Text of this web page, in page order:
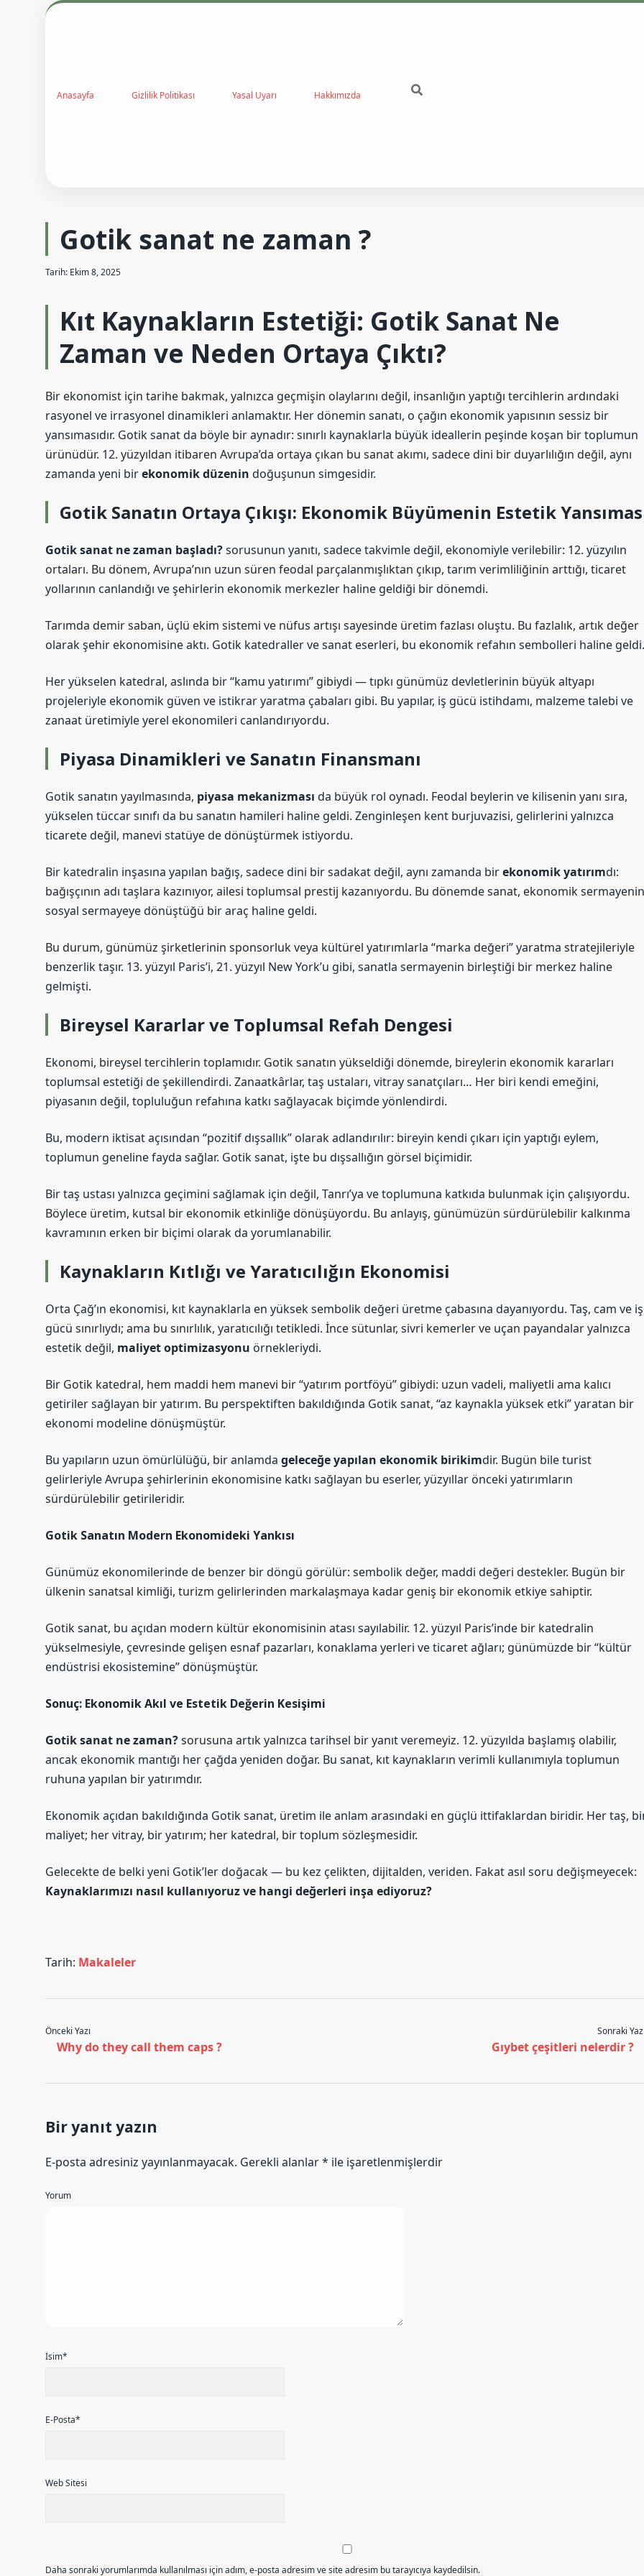
Anasayfa Gizlilik Politikası Yasal Uyarı Hakkımızda
Gotik sanat ne zaman ?
Tarih: Ekim 8, 2025
Kıt Kaynakların Estetiği: Gotik Sanat Ne
Zaman ve Neden Ortaya Çıktı?
Bir ekonomist için tarihe bakmak, yalnızca geçmişin olaylarını değil, insanlığın yaptığı tercihlerin ardındaki
rasyonel ve irrasyonel dinamikleri anlamaktır. Her dönemin sanatı, o çağın ekonomik yapısının sessiz bir
yansımasıdır. Gotik sanatda böyle bir aynadır: sınırlı kaynaklarla büyük ideallerin peşinde koşan bir toplumun
ürünüdür. 12. yüzyıldan itibaren Avrupa’da ortaya çıkan bu sanat akımı, sadece dini bir duyarlılığın değil, aynı
zamanda yeni birekonomik düzenin doğuşunun simgesidir.
Gotik Sanatın Ortaya Çıkışı: Ekonomik Büyümenin Estetik
Gotik sanat ne zaman başladı?sorusunun yanıtı, sadece takvimle değil, ekonomiyle verilebilir: 12. yüzyılın
ortaları. Bu dönem, Avrupa’nın uzun süren feodal parçalanmışlıktan çıkıp, tarım verimliliğinin arttığı, ticaret
yollarının canlandığı ve şehirlerin ekonomik merkezler haline geldiği bir dönemdi.
Tarımda demir saban, üçlü ekim sistemi ve nüfus artışı sayesinde üretim fazlası oluştu. Bu fazlalık, artık değer
olarak şehir ekonomisine aktı. Gotik katedrallerve sanat eserleri, bu ekonomik refahın sembolleri haline geldi.
Her yükselen katedral, aslında bir “kamu yatırımı” gibiydi — tıpkı günümüz devletlerinin büyük altyapı
projeleriyle ekonomik güven ve istikrar yaratma çabaları gibi. Bu yapılar, iş gücü istihdamı, malzeme talebi ve
zanaat üretimiyle yerel ekonomileri canlandırıyordu.
Piyasa Dinamikleri ve Sanatın Finansmanı
Gotik sanatın yayılmasında, piyasa mekanizması da büyük rol oynadı. Feodal beylerin ve kilisenin yanı sıra,
yükselen tüccar sınıfı da bu sanatın hamileri haline geldi. Zenginleşen kent burjuvazisi, gelirlerini yalnızca
ticarete değil, manevi statüye de dönüştürmek istiyordu.
Bir katedralin inşasına yapılan bağış, sadece dini bir sadakat değil, aynı zamanda birekonomik yatırımdı:
bağışçının adı taşlara kazınıyor, ailesi toplumsal prestij kazanıyordu. Bu dönemde sanat, ekonomik sermayenin
sosyal sermayeye dönüştüğü bir araç haline geldi.
Bu durum, günümüz şirketlerinin sponsorluk veya kültürel yatırımlarla “marka değeri” yaratma stratejileriyle
benzerlik taşır. 13. yüzyıl Paris’i, 21. yüzyıl New York’u gibi, sanatla sermayenin birleştiği bir merkez haline
gelmişti.
Bireysel Kararlar ve Toplumsal Refah Dengesi
Ekonomi, bireysel tercihlerin toplamıdır. Gotik sanatın yükseldiği dönemde, bireylerin ekonomik kararları
toplumsal estetiği de şekillendirdi. Zanaatkârlar, taş ustaları, vitray sanatçıları… Her biri kendi emeğini,
piyasanın değil, topluluğun refahına katkı sağlayacak biçimde yönlendirdi.
Bu, modern iktisat açısından “pozitif dışsallık” olarak adlandırılır: bireyin kendi çıkarı için yaptığı eylem,
toplumun geneline fayda sağlar. Gotik sanat, işte bu dışsallığın görsel biçimidir.
Bir taş ustası yalnızca geçimini sağlamak için değil, Tanrı’ya ve toplumuna katkıda bulunmak için çalışıyordu.
Böylece üretim, kutsal bir ekonomik etkinliğe dönüşüyordu. Bu anlayış, günümüzün sürdürülebilir kalkınma
kavramının erken bir biçimi olarak da yorumlanabilir.
Kaynakların Kıtlığı ve Yaratıcılığın Ekonomisi
Orta Çağ’ın ekonomisi, kıt kaynaklarla en yüksek sembolik değeri üretme çabasına dayanıyordu. Taş, cam ve iş
gücü sınırlıydı; ama bu sınırlılık, yaratıcılığı tetikledi. İnce sütunlar, sivri kemerler ve uçan payandalar yalnızca
estetik değil, maliyet optimizasyonu örnekleriydi.
Bir Gotik katedral, hem maddi hem manevi bir “yatırım portföyü” gibiydi: uzun vadeli, maliyetli ama kalıcı
getiriler sağlayan bir yatırım. Bu perspektiften bakıldığında Gotik sanat, “az kaynakla yüksek etki” yaratan bir
ekonomi modeline dönüşmüştür.
Bu yapıların uzun ömürlülüğü, bir anlamda geleceğe yapılan ekonomik birikimdir. Bugün bile turist
gelirleriyle Avrupa şehirlerinin ekonomisine katkı sağlayan bu eserler, yüzyıllar önceki yatırımların
sürdürülebilir getirileridir.
Gotik Sanatın Modern Ekonomideki Yankısı
Günümüz ekonomilerinde de benzer bir döngü görülür: sembolik değer, maddi değeri destekler. Bugün bir
ülkenin sanatsal kimliği, turizm gelirlerinden markalaşmaya kadar geniş bir ekonomik etkiye sahiptir.
Gotik sanat, bu açıdan modern kültür ekonomisinin atası sayılabilir. 12. yüzyıl Paris’inde bir katedralin
yükselmesiyle, çevresinde gelişen esnaf pazarları, konaklama yerleri ve ticaret ağları; günümüzde bir “kültür
endüstrisi ekosistemine” dönüşmüştür.
Sonuç: Ekonomik Akıl ve Estetik Değerin Kesişimi
Gotik sanat ne zaman?sorusuna artık yalnızca tarihsel bir yanıt veremeyiz. 12. yüzyılda başlamış olabilir,
ancak ekonomik mantığı her çağda yeniden doğar. Bu sanat, kıt kaynakların verimli kullanımıyla toplumun
ruhuna yapılan bir yatırımdır.
Ekonomik açıdan bakıldığında Gotik sanat, üretim ile anlam arasındaki en güçlü ittifaklardan biridir. Her taş,
maliyet; her vitray, bir yatırım; her katedral, bir toplum sözleşmesidir.
Gelecekte de belki yeni Gotik’ler doğacak — bu kez çelikten, dijitalden, veriden. Fakat asıl soru değişmeyecek:
Kaynaklarımızı nasıl kullanıyoruz ve hangi değerleri inşa ediyoruz?
Tarih: Makaleler
Önceki Yazı
Why do they call them caps ?
Sonraki
Gıybet çeşitleri nelerdir ?
Bir yanıt yazın
E-posta adresiniz yayınlanmayacak. Gerekli alanlar* ile işaretlenmişlerdir
Yorum
İsim*
E-Posta*
Web Sitesi
Daha sonraki yorumlarımda kullanılması için adım, e-posta adresim ve site adresim bu tarayıcıya kaydedilsin.